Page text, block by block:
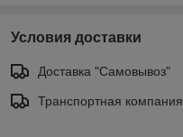
Условия доставки
Доставка "Самовывоз"
Транспортная компания